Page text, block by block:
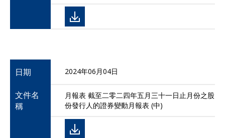
日期 2024年06月04日
文件名
稱
月報表 截至二零二四年五月三十一日止月份之股
份發行人的證券變動月報表 (中)